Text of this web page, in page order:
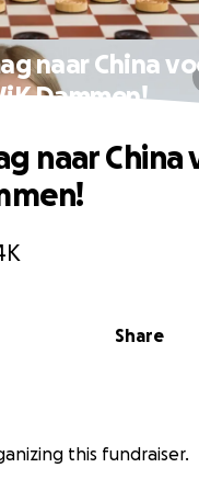
naar China
Dammen!
Share
naar China
this fundraiser.